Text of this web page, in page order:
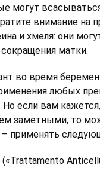
могут
внимание на
и хмеля: они
матки.
во время
любых
Но если вам
заметными, то
– применять
(«Trattamento